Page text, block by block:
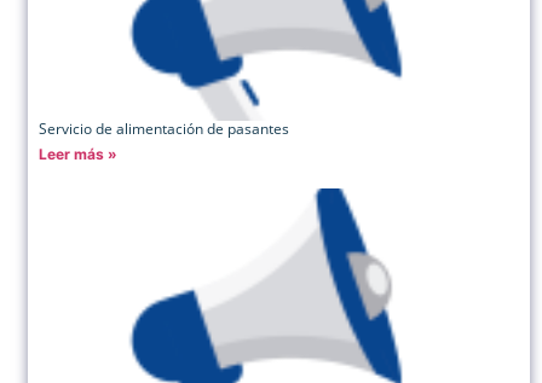
Servicio de alimentación de pasantes
Leer más »